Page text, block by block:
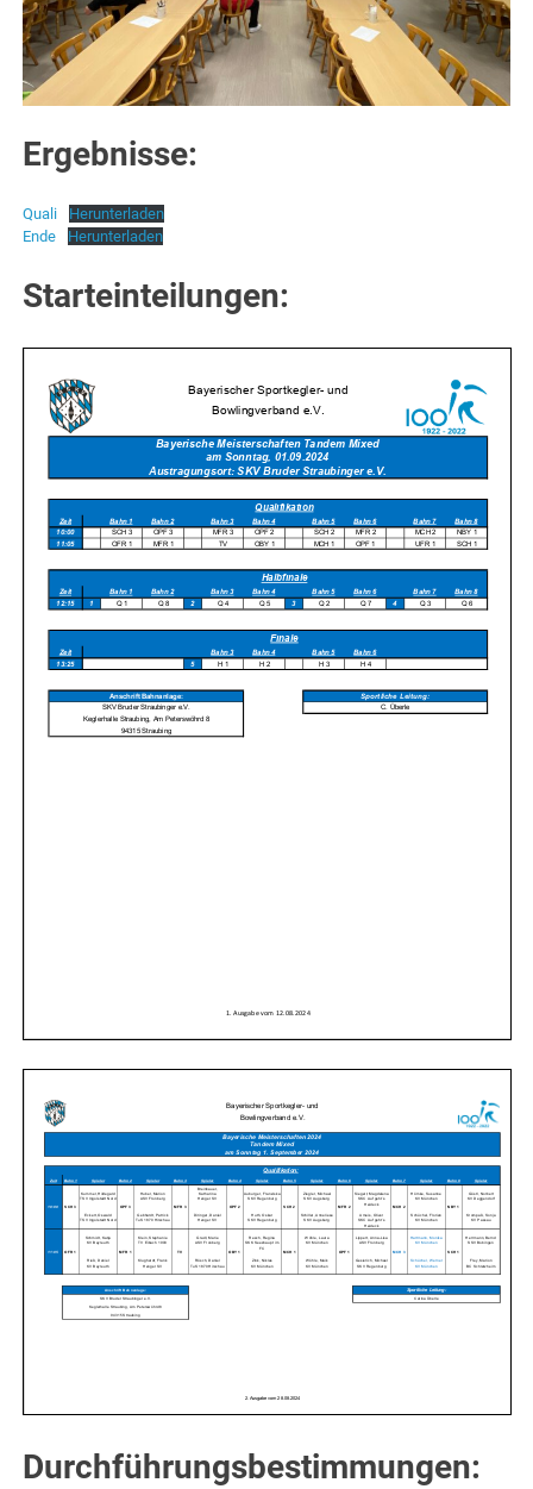
Ergebnisse:
Quali
Herunterladen
Ende
Herunterladen
Starteinteilungen:
Durchführungsbestimmungen: